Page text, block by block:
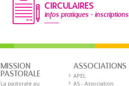
CIRCULAIRES
infos pratiques - inscriptions
MISSION
PASTORALE
La pastorale au
ASSOCIATIONS
APEL
AS - Association